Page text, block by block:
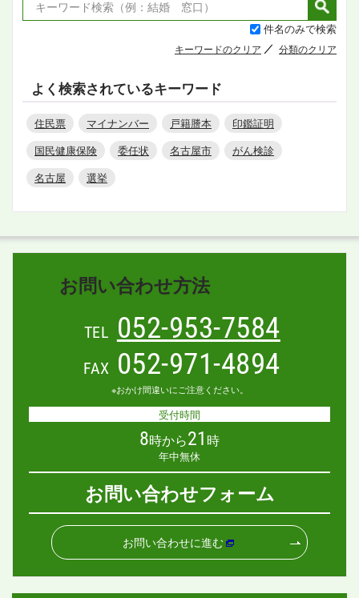
件名のみで検索
キーワードのクリア 分類のクリア
よく検索されているキーワード
住民票 マイナンバー 戸籍謄本
印鑑証明
国民健康保険
委任状 名古屋市
がん検診
名古屋
選挙
お問い合わせ方法
TEL 052-953-7584
FAX 052-971-4894
※おかけ間違いにご注意ください。
受付時間
8時から21 時
年中無休
お問い合わせフォーム
お問い合わせに進む